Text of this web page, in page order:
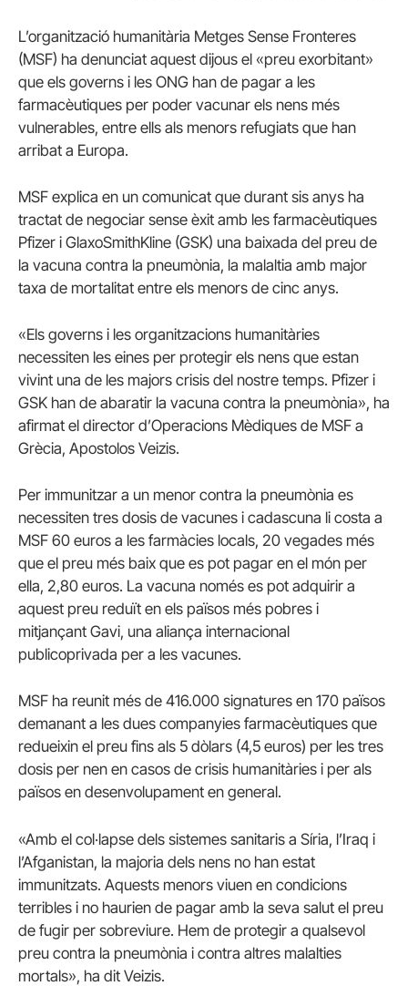
L’organització humanitària Metges Sense Fronteres
(MSF) ha denunciat aquest dijous el «preu exorbitant»
que els governs i les ONG han de pagar a les
farmacèutiques per poder vacunar els nens més
vulnerables, entre ells als menors refugiats que han
arribat a Europa.
MSF explica en un comunicat que durant sis anys ha
tractat de negociar sense èxit amb les farmacèutiques
Pfizer i GlaxoSmithKline (GSK) una baixada del preu de
la vacuna contra la pneumònia, la malaltia amb major
taxa de mortalitat entre els menors de cinc anys.
«Els governs i les organitzacions humanitàries
necessiten les eines per protegir els nens que estan
vivint una de les majors crisis del nostre temps. Pfizer i
GSK han de abaratir la vacuna contra la pneumònia», ha
afirmat el director d’Operacions Mèdiques de MSF a
Grècia, Apostolos Veizis.
Per immunitzar a un menor contra la pneumònia es
necessiten tres dosis de vacunes i cadascuna li costa a
MSF 60 euros a les farmàcies locals, 20 vegades més
que el preu més baix que es pot pagar en el món per
ella, 2,80 euros. La vacuna només es pot adquirir a
aquest preu reduït en els països més pobres i
mitjançant Gavi, una aliança internacional
publicoprivada per a les vacunes.
MSF ha reunit més de 416.000 signatures en 170 països
demanant a les dues companyies farmacèutiques que
redueixin el preu fins als 5 dòlars (4,5 euros) per les tres
dosis per nen en casos de crisis humanitàries i per als
països en desenvolupament en general.
«Amb el col·lapse dels sistemes sanitaris a Síria, l’Iraq i
l’Afganistan, la majoria dels nens no han estat
immunitzats. Aquests menors viuen en condicions
terribles i no haurien de pagar amb la seva salut el preu
de fugir per sobreviure. Hem de protegir a qualsevol
preu contra la pneumònia i contra altres malalties
mortals», ha dit Veizis.